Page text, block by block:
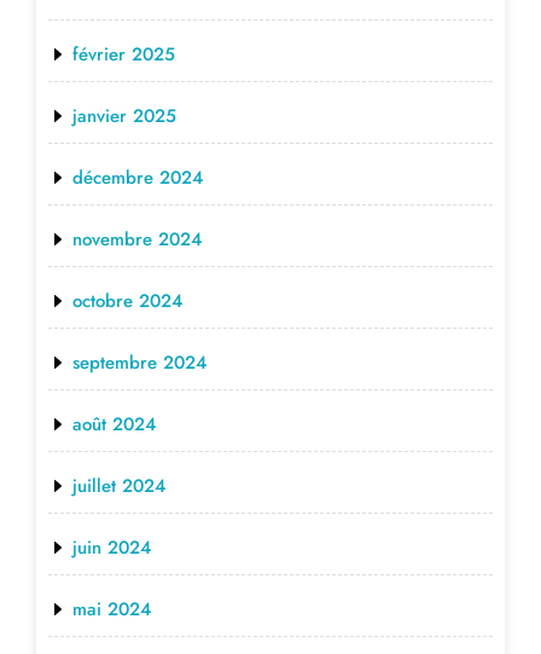
février 2025
janvier 2025
décembre 2024
novembre 2024
octobre 2024
septembre 2024
août 2024
juillet 2024
juin 2024
mai 2024